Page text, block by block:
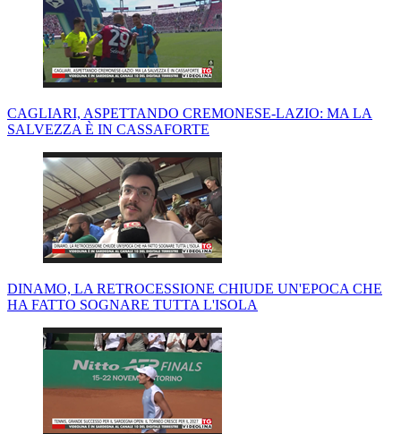
CAGLIARI, ASPETTANDO CREMONESE-LAZIO: MA LA
SALVEZZA È IN CASSAFORTE
DINAMO, LA RETROCESSIONE CHIUDE UN'EPOCA CHE
HA FATTO SOGNARE TUTTA L'ISOLA